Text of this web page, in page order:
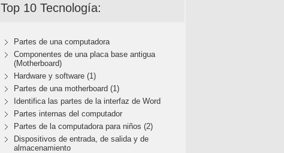
Top 10 Tecnología:
Partes de una computadora
Componentes de una placa base antigua
(Motherboard)
Hardware y software (1)
Partes de una motherboard (1)
Identifica las partes de la interfaz de Word
Partes internas del computador
Partes de la computadora para niños (2)
Dispositivos de entrada, de salida y de
almacenamiento